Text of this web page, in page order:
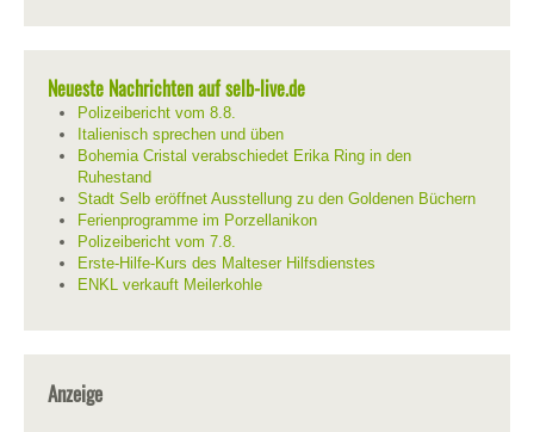
Neueste Nachrichten auf selb-live.de
Polizeibericht vom 8.8.
Italienisch sprechen und üben
Bohemia Cristal verabschiedet Erika Ring in den
Ruhestand
Stadt Selb eröffnet Ausstellung zu den Goldenen Büchern
Ferienprogramme im Porzellanikon
Polizeibericht vom 7.8.
Erste-Hilfe-Kurs des Malteser Hilfsdienstes
ENKL verkauft Meilerkohle
Anzeige